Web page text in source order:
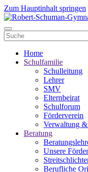
Zum Hauptinhalt springen
Home
Schulfamilie
Schulleitung
Lehrer
SMV
Elternbeirat
Schulforum
Förderverein
Verwaltung
Beratung
Unsere
Berufliche